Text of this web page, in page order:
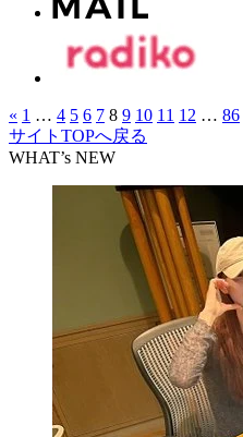
« 1 … 4 5 6 7 8 9 10 11 12 … 86
サイトTOPへ戻る
WHAT’s NEW